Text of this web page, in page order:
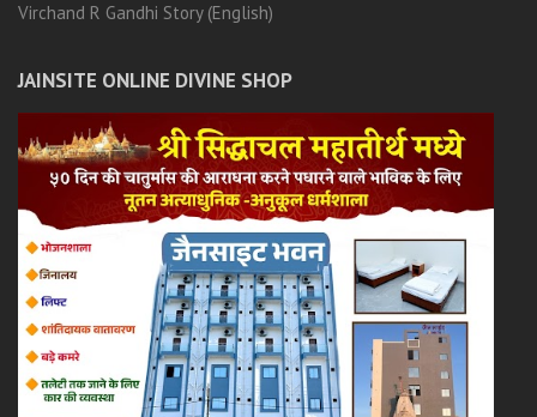
Virchand R Gandhi Story (English)
JAINSITE ONLINE DIVINE SHOP